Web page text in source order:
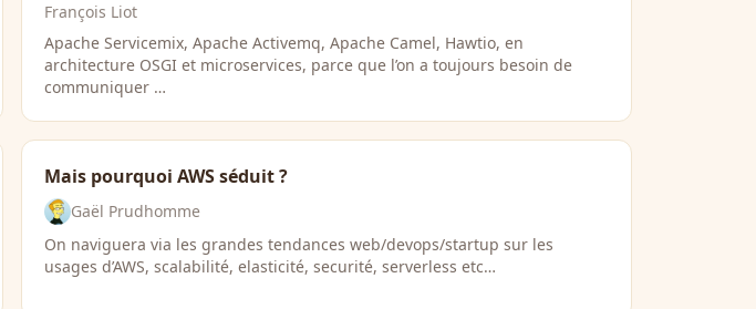
François Liot
Apache Servicemix, Apache Activemq, Apache Camel, Hawtio, en
architecture OSGI et microservices, parce que l’on a toujours besoin de
communiquer …
Mais pourquoi AWS séduit ?
Gaël Prudhomme
On naviguera via les grandes tendances web/devops/startup sur les
usages d’AWS, scalabilité, elasticité, securité, serverless etc…